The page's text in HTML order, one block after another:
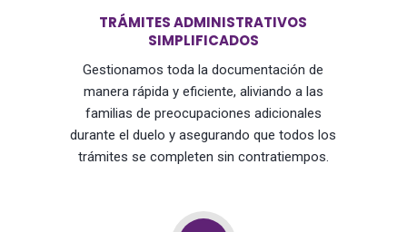
TRÁMITES ADMINISTRATIVOS
SIMPLIFICADOS
Gestionamos toda la documentación de
manera rápida y eficiente, aliviando a las
familias de preocupaciones adicionales
durante el duelo y asegurando que todos los
trámites se completen sin contratiempos.